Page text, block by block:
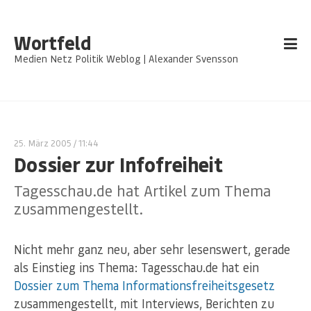
Wortfeld
Medien Netz Politik Weblog | Alexander Svensson
25. März 2005 / 11:44
Dossier zur Infofreiheit
Tagesschau.de hat Artikel zum Thema
zusammengestellt.
Nicht mehr ganz neu, aber sehr lesenswert, gerade
als Einstieg ins Thema: Tagesschau.de hat ein
Dossier zum Thema Informationsfreiheitsgesetz
zusammengestellt, mit Interviews, Berichten zu